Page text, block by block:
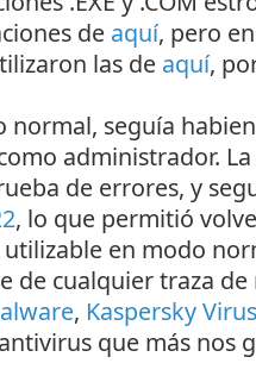
de aquí, pero
las de aquí,
normal, seguía
administrador.
de errores, y
, lo que permitió
en modo
de cualquier traza
, Kaspersky
que más nos